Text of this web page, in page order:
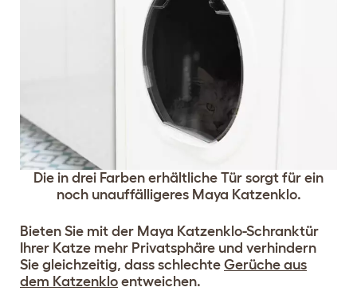
Die in drei Farben erhältliche Tür sorgt für ein
noch unauffälligeres Maya Katzenklo.
Bieten Sie mit der Maya Katzenklo-Schranktür
Ihrer Katze mehr Privatsphäre und verhindern
Sie gleichzeitig, dass schlechte Gerüche aus
dem Katzenklo entweichen.